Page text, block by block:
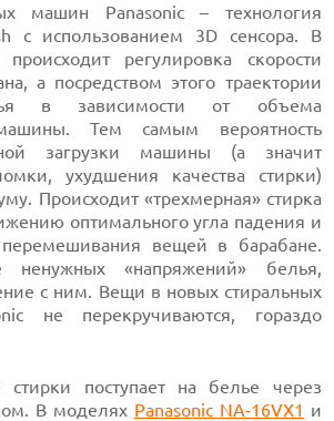
машин Panasonic – технология
с использованием 3D сенсора. В
происходит регулировка скорости
а посредством этого траектории
в зависимости от объема
машины. Тем самым вероятность
загрузки машины (а значит
ухудшения качества стирки)
Происходит «трехмерная» стирка
оптимального угла падения и
перемешивания вещей в барабане.
«напряжений» белья,
с ним. Вещи в новых стиральных
не перекручиваются, гораздо
стирки поступает на белье через
В моделях Panasonic NA-16VX1 и